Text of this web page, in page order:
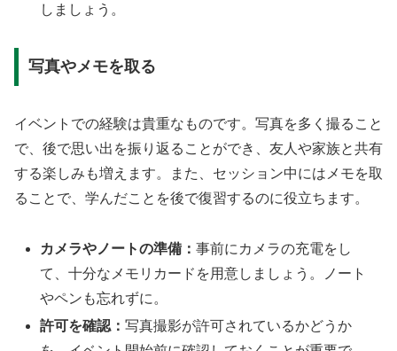
しましょう。
写真やメモを取る
イベントでの経験は貴重なものです。写真を多く撮ること
で、後で思い出を振り返ることができ、友人や家族と共有
する楽しみも増えます。また、セッション中にはメモを取
ることで、学んだことを後で復習するのに役立ちます。
カメラやノートの準備：事前にカメラの充電をし
て、十分なメモリカードを用意しましょう。ノート
やペンも忘れずに。
許可を確認：写真撮影が許可されているかどうか